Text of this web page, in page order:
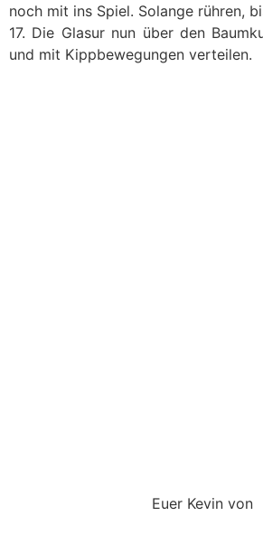
noch mit ins Spiel. Solange rühren,
17. Die Glasur nun über den
und mit Kippbewegungen verteilen.
Euer Kevin von